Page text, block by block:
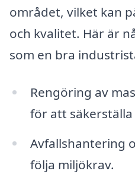
området, vilket kan
och kvalitet. Här är
som en bra
Rengöring av
för att
Avfallshantering
följa miljökrav.